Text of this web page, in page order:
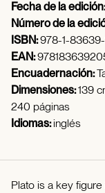
Fecha de la
Número de la
ISBN:978-1-
EAN:
Encuadernación:
Dimensiones:139
240 páginas
Idiomas:inglés
Plato is a key